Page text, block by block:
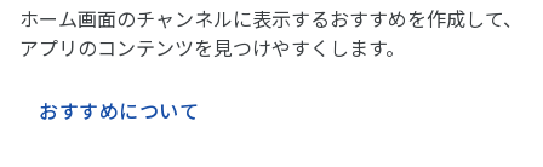
ホーム画面のチャンネルに表示するおすすめを作成して、
アプリのコンテンツを見つけやすくします。
おすすめについて